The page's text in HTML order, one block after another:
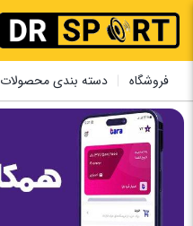
فروشگاه دسته بندی محصولات